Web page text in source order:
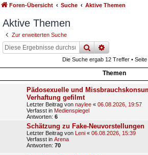
Foren-Übersicht Suche Aktive Themen
Aktive Themen
Zur erweiterten Suche
sucheerweiterte
Die Suche ergab 12 Treffer • Seite
Themen
Pädosexuelle und
Verhaftung gefilmt
Letzter Beitrag von naylee « 06.08.2026, 19:57
Verfasst in Medienspiegel
Antworten: 6
Schätzung zu Fake-Neuvorstellungen
Letzter Beitrag von Leni « 06.08.2026, 15:39
Verfasst in Arena
Antworten: 70